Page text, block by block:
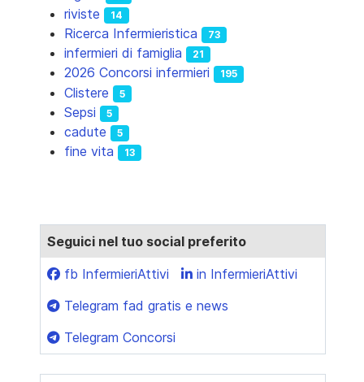
riviste 14
Ricerca Infermieristica 73
infermieri di famiglia 21
2026 Concorsi infermieri 195
Clistere 5
Sepsi 5
cadute 5
fine vita 13
Seguici nel tuo social preferito
fb InfermieriAttivi
in InfermieriAttivi
Telegram fad gratis e news
Telegram Concorsi